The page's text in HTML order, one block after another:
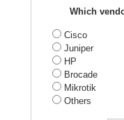
Which
Cisco
Juniper
HP
Brocade
Mikrotik
Others